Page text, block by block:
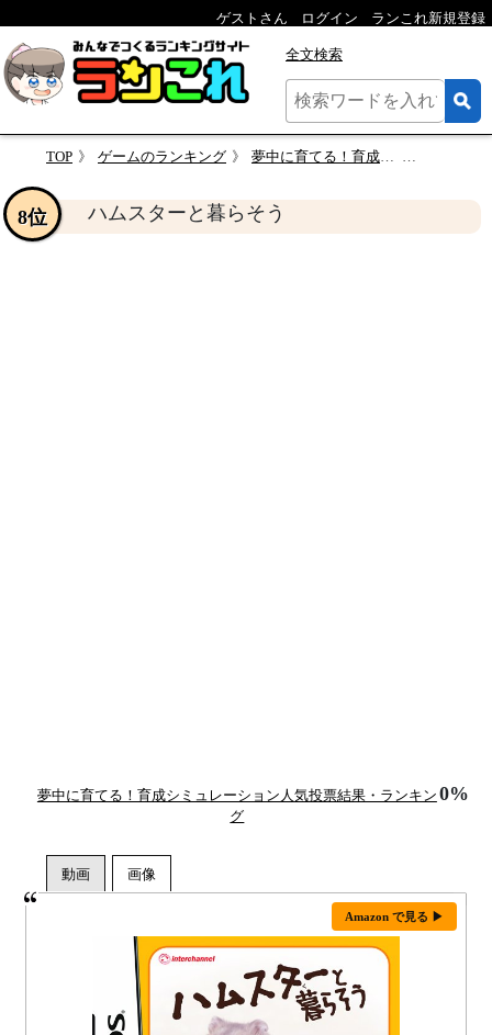
ゲストさん ログイン ランこれ新規登録
全文検索
TOP ゲームのランキング 夢中に育てる！育成シミュレーション人気投票結果・ランキング
ハムスターと暮らそう
8位
夢中に育てる！育成シミュレーション人気投票結果・ランキン
グ
0%
Amazon で見る ▶